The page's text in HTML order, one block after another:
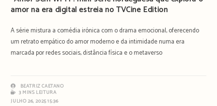
amor na era digital estreia no TVCine Edition
A série mistura a comédia irónica com o drama emocional, oferecendo
um retrato empático do amor moderno e da intimidade numa era
marcada por redes sociais, distância física e o metaverso
BEATRIZ CAETANO
3 MINS LEITURA
JULHO 26, 2025 15:36